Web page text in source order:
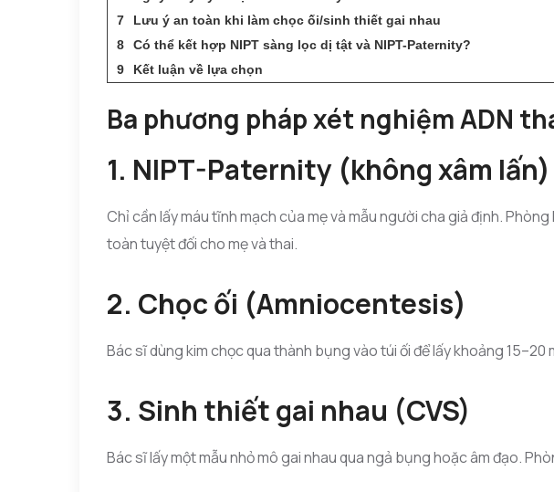
Lưu ý an toàn khi làm chọc ối/sinh thiết gai nhau
Có thể kết hợp NIPT sàng lọc dị tật và NIPT-Paternity?
Kết luận về lựa chọn
Ba phương pháp xét nghiệm ADN
1. NIPT-Paternity (không xâm lấn)
Chỉ cần lấy máu tĩnh mạch của mẹ và mẫu người cha giả định.
toàn tuyệt đối cho mẹ và thai.
2. Chọc ối (Amniocentesis)
Bác sĩ dùng kim chọc qua thành bụng vào túi ối để lấy khoảng
3. Sinh thiết gai nhau (CVS)
Bác sĩ lấy một mẫu nhỏ mô gai nhau qua ngả bụng hoặc âm đạo.